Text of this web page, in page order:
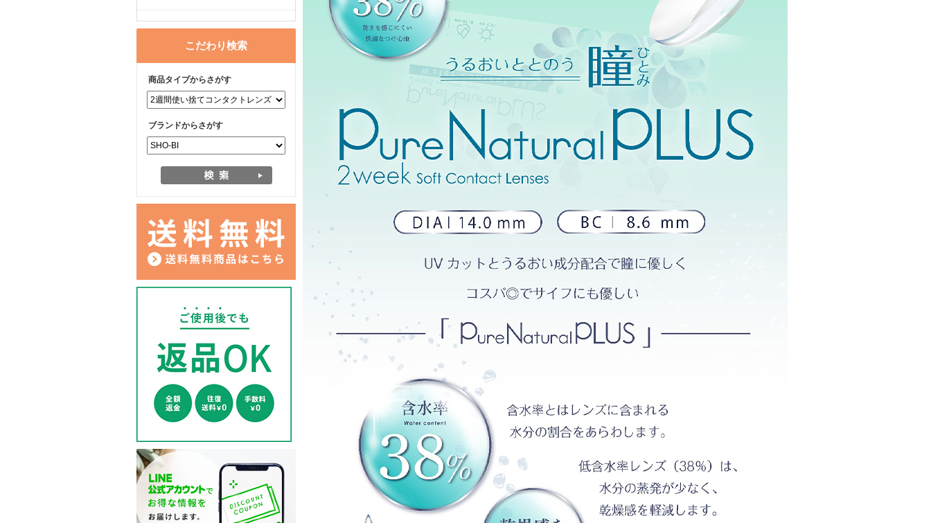
こだわり検索
商品タイプからさがす
ブランドからさがす